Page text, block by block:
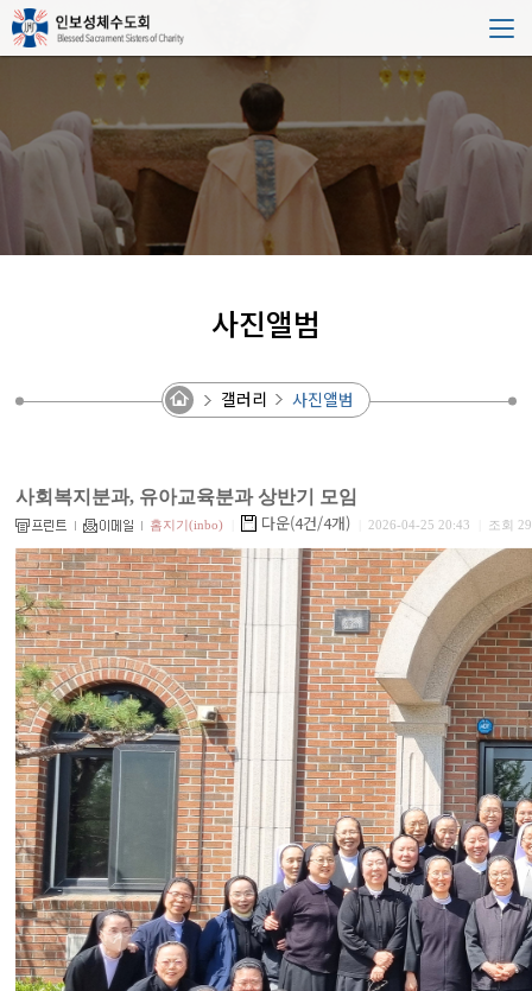
사진앨범
갤러리 사진앨범
사회복지분과, 유아교육분과 상반기 모임
홈지기(inbo) 다운(4건/4개) 2026-04-25 20:43 조회